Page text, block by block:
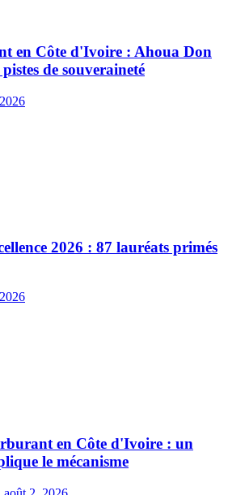
en Côte d'Ivoire : Ahoua Don
de souveraineté
2026 : 87 lauréats primés
en Côte d'Ivoire : un
le mécanisme